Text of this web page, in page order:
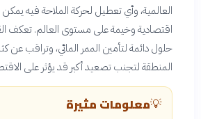
العالمية، وأي تعطيل لحركة الملاحة فيه
اقتصادية وخيمة على مستوى العالم. تعكف
حلول دائمة لتأمين الممر المائي، وتراقب عن
المنطقة لتجنب تصعيد أكبر قد يؤثر على
💡معلومات مثيرة